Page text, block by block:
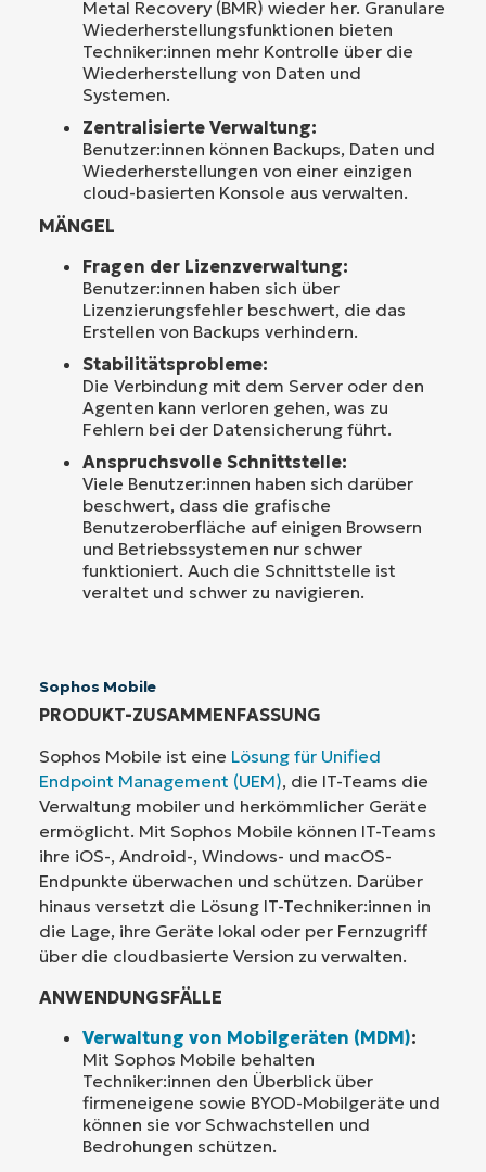
Metal Recovery (BMR) wieder her. Granulare
Wiederherstellungsfunktionen bieten
Techniker:innen mehr Kontrolle über die
Wiederherstellung von Daten und
Systemen.
Zentralisierte Verwaltung:
Benutzer:innen können Backups, Daten und
Wiederherstellungen von einer einzigen
cloud-basierten Konsole aus verwalten.
MÄNGEL
Fragen der Lizenzverwaltung:
Benutzer:innen haben sich über
Lizenzierungsfehler beschwert, die das
Erstellen von Backups verhindern.
Stabilitätsprobleme:
Die Verbindung mit dem Server oder den
Agenten kann verloren gehen, was zu
Fehlern bei der Datensicherung führt.
Anspruchsvolle Schnittstelle:
Viele Benutzer:innen haben sich darüber
beschwert, dass die grafische
Benutzeroberfläche auf einigen Browsern
und Betriebssystemen nur schwer
funktioniert. Auch die Schnittstelle ist
veraltet und schwer zu navigieren.
Sophos Mobile
PRODUKT-ZUSAMMENFASSUNG
Sophos Mobile ist eine Lösung für Unified
Endpoint Management (UEM), die IT-Teams die
Verwaltung mobiler und herkömmlicher Geräte
ermöglicht. Mit Sophos Mobile können IT-Teams
ihre iOS-, Android-, Windows- und macOS-
Endpunkte überwachen und schützen. Darüber
hinaus versetzt die Lösung IT-Techniker:innen in
die Lage, ihre Geräte lokal oder per Fernzugriff
über die cloudbasierte Version zu verwalten.
ANWENDUNGSFÄLLE
Verwaltung von Mobilgeräten (MDM):
Mit Sophos Mobile behalten
Techniker:innen den Überblick über
firmeneigene sowie BYOD-Mobilgeräte und
können sie vor Schwachstellen und
Bedrohungen schützen.